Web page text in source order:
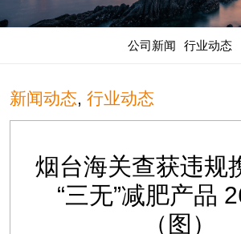
公司新闻 行业动态
新闻动态 行业动态
烟台海关查获违规
“三无”减肥产品
（图）